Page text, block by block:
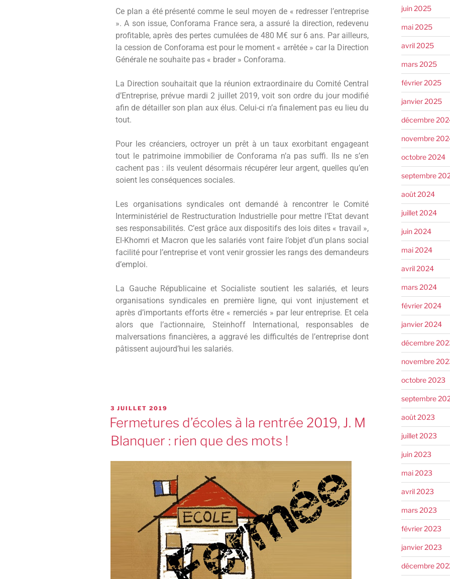
Ce plan a été présenté comme le seul moyen de « redresser l’entreprise
». A son issue, Conforama France sera, a assuré la direction, redevenu
profitable, après des pertes cumulées de 480 M€ sur 6 ans. Par ailleurs,
la cession de Conforama est pour le moment « arrêtée » car la Direction
Générale ne souhaite pas « brader » Conforama.
La Direction souhaitait que la réunion extraordinaire du Comité Central
d’Entreprise, prévue mardi 2 juillet 2019, voit son ordre du jour modifié
afin de détailler son plan aux élus. Celui-ci n’a finalement pas eu lieu du
tout.
Pour les créanciers, octroyer un prêt à un taux exorbitant engageant
tout le patrimoine immobilier de Conforama n’a pas suffi. Ils ne s’en
cachent pas : ils veulent désormais récupérer leur argent, quelles qu’en
soient les conséquences sociales.
Les organisations syndicales ont demandé à rencontrer le Comité
Interministériel de Restructuration Industrielle pour mettre l’Etat devant
ses responsabilités. C’est grâce aux dispositifs des lois dites « travail »,
El-Khomri et Macron que les salariés vont faire l’objet d’un plans social
facilité pour l’entreprise et vont venir grossier les rangs des demandeurs
d’emploi.
La Gauche Républicaine et Socialiste soutient les salariés, et leurs
organisations syndicales en première ligne, qui vont injustement et
après d’importants efforts être « remerciés » par leur entreprise. Et cela
alors que l’actionnaire, Steinhoff International, responsables de
malversations financières, a aggravé les difficultés de l’entreprise dont
pâtissent aujourd’hui les salariés.
3 JUILLET 2019
Fermetures d’écoles à la rentrée 2019, J. M
Blanquer : rien que des mots !
juin 2025
mai 2025
avril 2025
mars 2025
février 2025
janvier 2025
décembre
novembre
octobre 2024
septembre
août 2024
juillet 2024
juin 2024
mai 2024
avril 2024
mars 2024
février 2024
janvier 2024
décembre
novembre
octobre 2023
septembre
août 2023
juillet 2023
juin 2023
mai 2023
avril 2023
mars 2023
février 2023
janvier 2023
décembre